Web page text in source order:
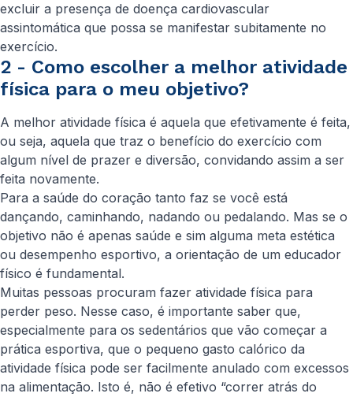
excluir a presença de doença cardiovascular
assintomática que possa se manifestar subitamente no
exercício.
2 - Como escolher a melhor atividade
física para o meu objetivo?
A melhor atividade física é aquela que efetivamente é feita,
ou seja, aquela que traz o benefício do exercício com
algum nível de prazer e diversão, convidando assim a ser
feita novamente.
Para a saúde do coração tanto faz se você está
dançando, caminhando, nadando ou pedalando. Mas se o
objetivo não é apenas saúde e sim alguma meta estética
ou desempenho esportivo, a orientação de um educador
físico é fundamental.
Muitas pessoas procuram fazer atividade física para
perder peso. Nesse caso, é importante saber que,
especialmente para os sedentários que vão começar a
prática esportiva, que o pequeno gasto calórico da
atividade física pode ser facilmente anulado com excessos
na alimentação. Isto é, não é efetivo “correr atrás do